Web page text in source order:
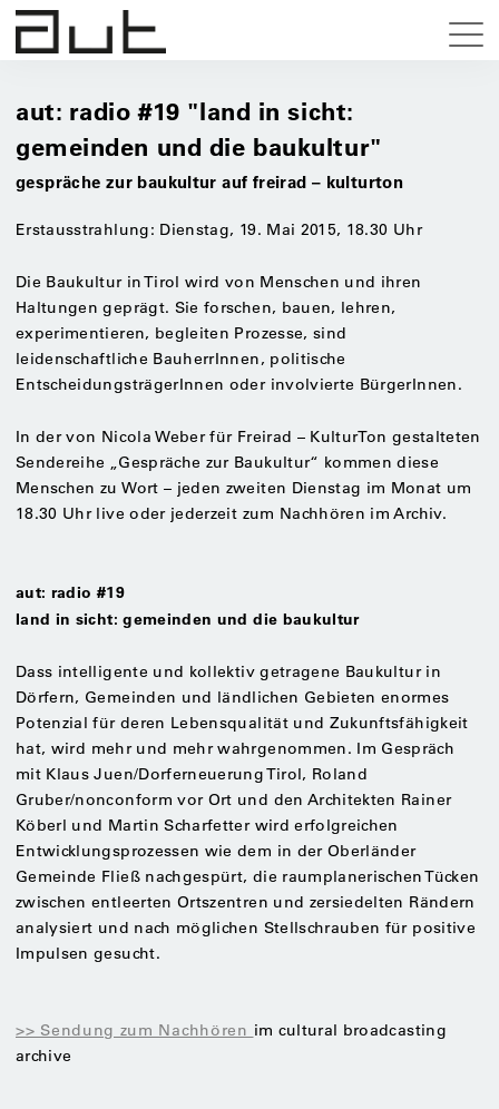
aut: radio #19 "land in sicht:
gemeinden und die baukultur"
gespräche zur baukultur auf freirad – kulturton
Erstausstrahlung: Dienstag, 19. Mai 2015, 18.30 Uhr
Die Baukultur in Tirol wird von Menschen und ihren
Haltungen geprägt. Sie forschen, bauen, lehren,
experimentieren, begleiten Prozesse, sind
leidenschaftliche BauherrInnen, politische
EntscheidungsträgerInnen oder involvierte BürgerInnen.
In der von Nicola Weber für Freirad – KulturTon gestalteten
Sendereihe „Gespräche zur Baukultur“ kommen diese
Menschen zu Wort – jeden zweiten Dienstag im Monat um
18.30 Uhr live oder jederzeit zum Nachhören im Archiv.
aut: radio #19
land in sicht: gemeinden und die baukultur
Dass intelligente und kollektiv getragene Baukultur in
Dörfern, Gemeinden und ländlichen Gebieten enormes
Potenzial für deren Lebensqualität und Zukunftsfähigkeit
hat, wird mehr und mehr wahrgenommen. Im Gespräch
mit Klaus Juen/Dorferneuerung Tirol, Roland
Gruber/nonconform vor Ort und den Architekten Rainer
Köberl und Martin Scharfetter wird erfolgreichen
Entwicklungsprozessen wie dem in der Oberländer
Gemeinde Fließ nachgespürt, die raumplanerischen Tücken
zwischen entleerten Ortszentren und zersiedelten Rändern
analysiert und nach möglichen Stellschrauben für positive
Impulsen gesucht.
>> Sendung zum Nachhören im cultural broadcasting
archive